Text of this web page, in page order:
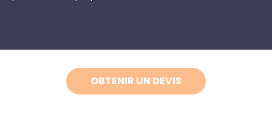
OBTENIR UN DEVIS